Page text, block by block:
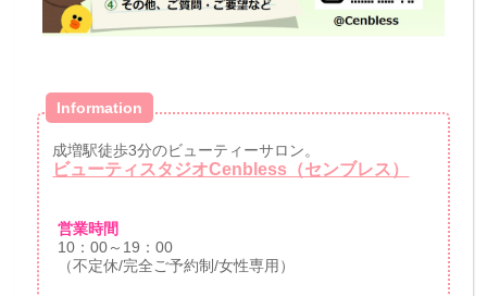
Information
成増駅徒歩3分のビューティーサロン。
ビューティスタジオCenbless（センブレス）
営業時間
10：00～19：00
（不定休/完全ご予約制/女性専用）